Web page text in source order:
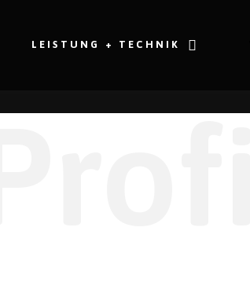
LEISTUNG + TECHNIK